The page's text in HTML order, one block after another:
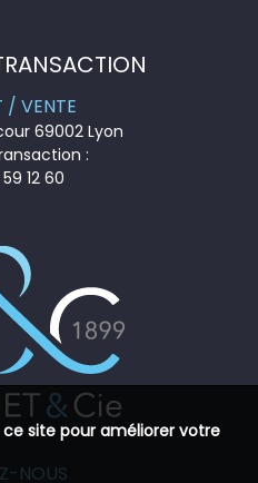
/ VENTE
69002 Lyon
:
12 60
NOUS
ce site pour améliorer votre